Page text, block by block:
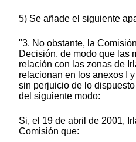
5) Se añade el siguiente
"3. No obstante, la
Decisión, de modo que las
relación con las zonas de
relacionan en los anexos I
sin perjuicio de lo
del siguiente modo:
Si, el 19 de abril de 2001,
Comisión que: